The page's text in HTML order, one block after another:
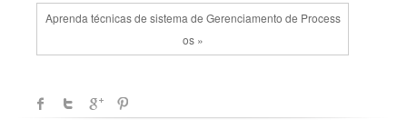
Aprenda técnicas de sistema de Gerenciamento de Process
os »